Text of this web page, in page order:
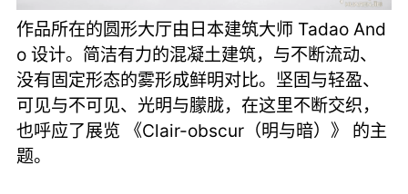
作品所在的圆形大厅由日本建筑大师 Tadao And
o 设计。简洁有力的混凝土建筑，与不断流动、
没有固定形态的雾形成鲜明对比。坚固与轻盈、
可见与不可见、光明与朦胧，在这里不断交织，
也呼应了展览 《Clair-obscur（明与暗）》 的主
题。